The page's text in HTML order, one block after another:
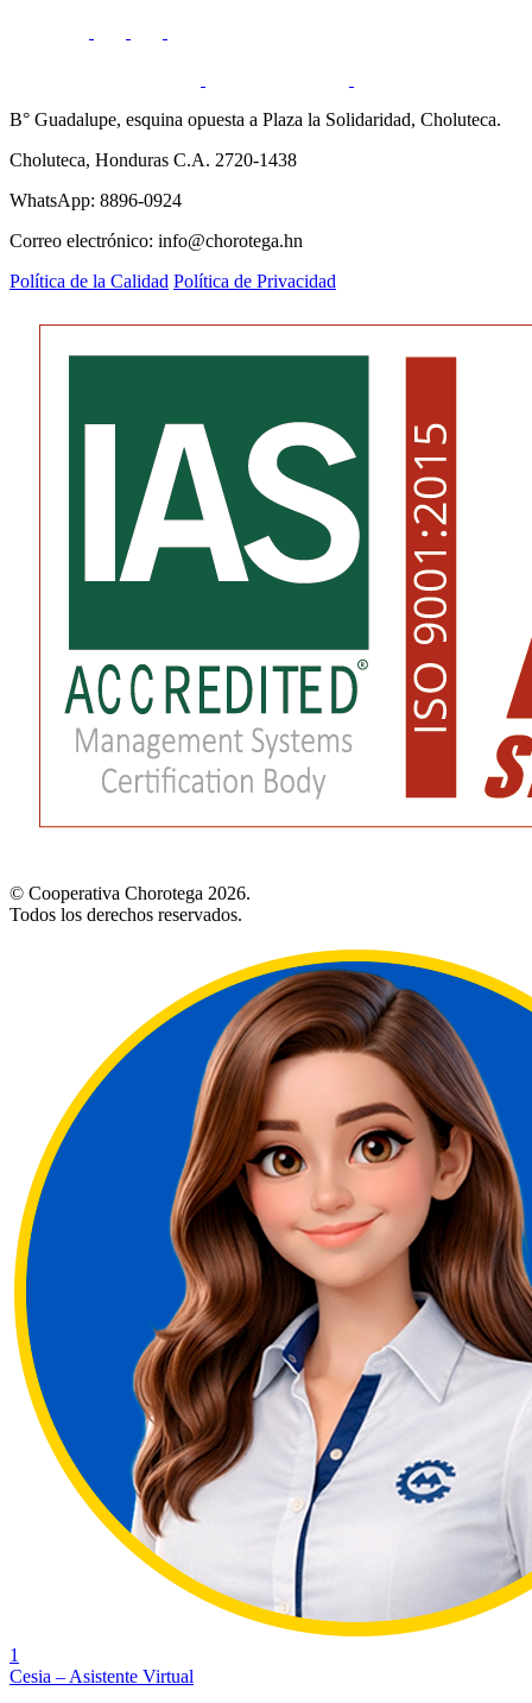
B° Guadalupe, esquina opuesta a Plaza la Solidaridad, Choluteca.
Choluteca, Honduras C.A. 2720-1438
WhatsApp: 8896-0924
Correo electrónico: info@chorotega.hn
Política de la Calidad Política de Privacidad
© Cooperativa Chorotega 2026.
Todos los derechos reservados.
1
Cesia – Asistente Virtual